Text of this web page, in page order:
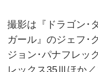
撮影は『ドラゴン･
ガール』のジェフ･
ジョン･パナフレッ
レックス35Ⅲほか